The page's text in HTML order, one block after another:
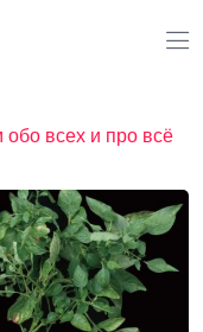
всех и про всё